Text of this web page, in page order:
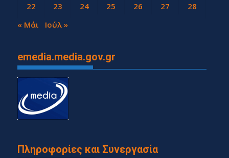
22
23 24 25 26 27
28
29
30
« Μάι Ιούλ »
emedia.media.gov.gr
Πληροφορίες και Συνεργασία